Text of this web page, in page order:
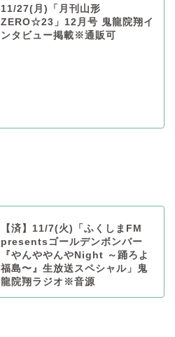
11/27(月)「月刊山形
ZERO☆23」12月号 鬼龍院翔イ
ンタビュー掲載※通販可
【済】11/7(火)「ふくしまFM
presentsゴールデンボンバー
『やんややんやNight ～踊ろよ
福島〜』生放送スペシャル」鬼
龍院翔ラジオ※音源